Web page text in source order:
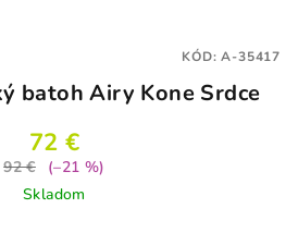
batoh Airy Kone Srdce
72 €
92 €
(–21 %)
Skladom
KÓD:A-35417